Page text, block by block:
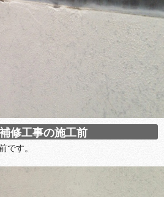
修工事の施工前
です。